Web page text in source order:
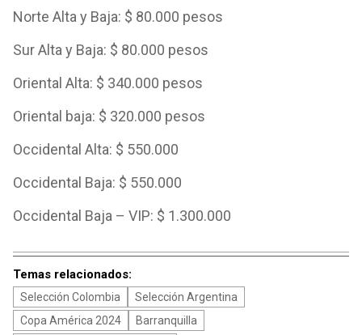
Norte Alta y Baja: $ 80.000 pesos
Sur Alta y Baja: $ 80.000 pesos
Oriental Alta: $ 340.000 pesos
Oriental baja: $ 320.000 pesos
Occidental Alta: $ 550.000
Occidental Baja: $ 550.000
Occidental Baja – VIP: $ 1.300.000
Temas relacionados:
Selección Colombia
Selección Argentina
Copa América 2024
Barranquilla